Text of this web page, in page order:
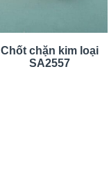
Chốt chặn kim loại
SA2557